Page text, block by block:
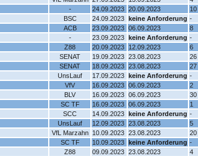
- 24.09.2023 20.09.2023
10
BSC 24.09.2023 keine Anforderung -
ACB 23.09.2023 06.09.2023
8
- 23.09.2023 keine Anforderung -
Z88 20.09.2023 12.09.2023
6
SENAT 19.09.2023 23.08.2023
26
SENAT 18.09.2023 23.08.2023
27
UnsLauf 17.09.2023 keine Anforderung -
VfV 16.09.2023 06.09.2023
2
BLV 16.09.2023 06.09.2023
30
SC TF 16.09.2023 06.09.2023
1
SCC 14.09.2023 keine Anforderung -
UnsLauf 12.09.2023 23.08.2023
5
VfL Marzahn 10.09.2023 23.08.2023
20
SC TF 10.09.2023 keine Anforderung -
Z88 09.09.2023 23.08.2023
4